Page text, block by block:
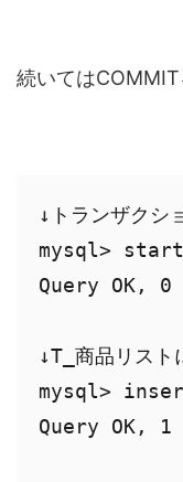
続いてはCOMMIT
↓トランザクシ
mysql>
Query OK,
↓T_商品リスト
mysql>
Query OK,